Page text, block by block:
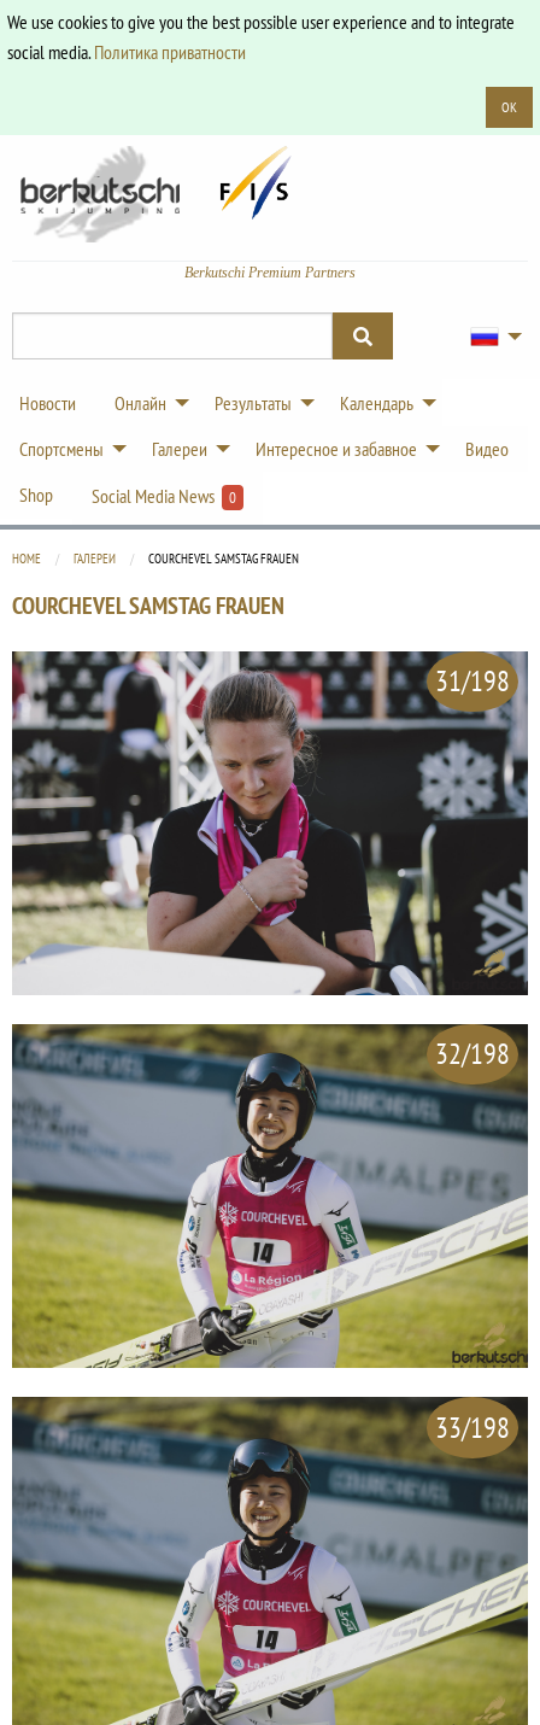
We use cookies to give you the best possible user experience and to integrate
social media.Политика приватности
OK
Berkutschi Premium Partners
Новости Онлайн Результаты
Календарь
Спортсмены
Галереи Интересное и забавное
Видео
Shop
Social Media News 0
HOME ГАЛЕРЕИ CURRENT:
COURCHEVEL SAMSTAG FRAUEN
COURCHEVEL SAMSTAG FRAUEN
31/198
32/198
33/198